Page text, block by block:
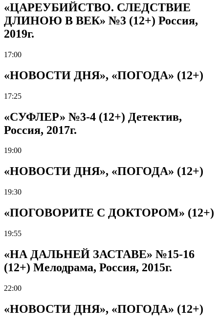
«ЦАРЕУБИЙСТВО. СЛЕДСТВИЕ
ДЛИНОЮ В ВЕК» №3 (12+) Россия,
2019г.
17:00
«НОВОСТИ ДНЯ», «ПОГОДА» (12+)
17:25
«СУФЛЕР» №3-4 (12+) Детектив,
Россия, 2017г.
19:00
«НОВОСТИ ДНЯ», «ПОГОДА» (12+)
19:30
«ПОГОВОРИТЕ С ДОКТОРОМ» (12+)
19:55
«НА ДАЛЬНЕЙ ЗАСТАВЕ» №15-16
(12+) Мелодрама, Россия, 2015г.
22:00
«НОВОСТИ ДНЯ», «ПОГОДА» (12+)